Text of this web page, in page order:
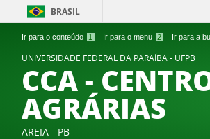
Ir para o conteúdo 1 Ir para o menu 2 Ir para a
BRASIL
UNIVERSIDADE FEDERAL DA PARAÍBA - UFPB
CCA -
AGRÁRIAS
AREIA - PB